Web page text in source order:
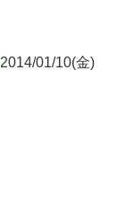
2014/01/10(金)